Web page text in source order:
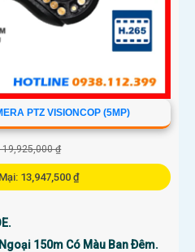
PTZ VISIONCOP (5MP)
19,925,000 ₫
13,947,500 ₫
150m Có Màu Ban Ðêm.